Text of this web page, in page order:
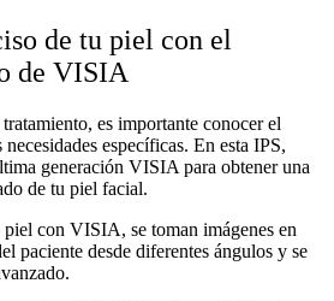
de tu piel con el
de VISIA
es importante conocer el
específicas. En esta IPS,
generación VISIA para obtener una
de tu piel facial.
piel con VISIA, se toman imágenes en
paciente desde diferentes ángulos y se